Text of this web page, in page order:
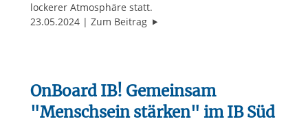
lockerer Atmosphäre statt.
23.05.2024
Zum Beitrag "QuerBeet"
OnBoard IB! Gemeinsam
"Menschsein stärken" im IB Süd